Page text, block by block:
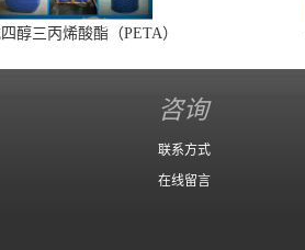
醇三丙烯酸酯（PETA）
咨询
联系方式
在线留言